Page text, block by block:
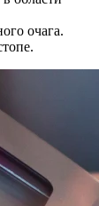
очага.